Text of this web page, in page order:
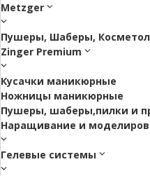
Metzger
Пушеры, Шаберы,
Zinger Premium
Кусачки маникюрные
Ножницы маникюрные
Пушеры, шаберы,пилки и
Наращивание и
Гелевые системы